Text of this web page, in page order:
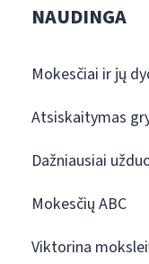
NAUDINGA
Mokesčiai ir jų
Atsiskaitymas
Dažniausiai
Mokesčių ABC
Viktorina